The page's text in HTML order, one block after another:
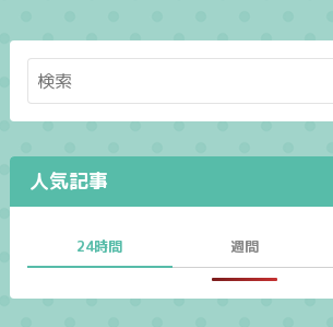
人気記事
24時間 週間